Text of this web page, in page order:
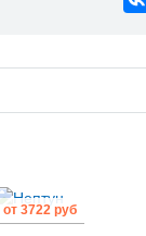
от3722 руб